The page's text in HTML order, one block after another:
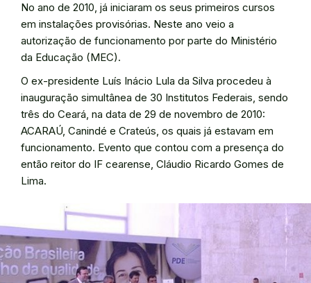
No ano de 2010, já iniciaram os seus primeiros cursos
em instalações provisórias. Neste ano veio a
autorização de funcionamento por parte do Ministério
da Educação (MEC).
O ex-presidente Luís Inácio Lula da Silva procedeu à
inauguração simultânea de 30 Institutos Federais, sendo
três do Ceará, na data de 29 de novembro de 2010:
ACARAÚ, Canindé e Crateús, os quais já estavam em
funcionamento. Evento que contou com a presença do
então reitor do IF cearense, Cláudio Ricardo Gomes de
Lima.